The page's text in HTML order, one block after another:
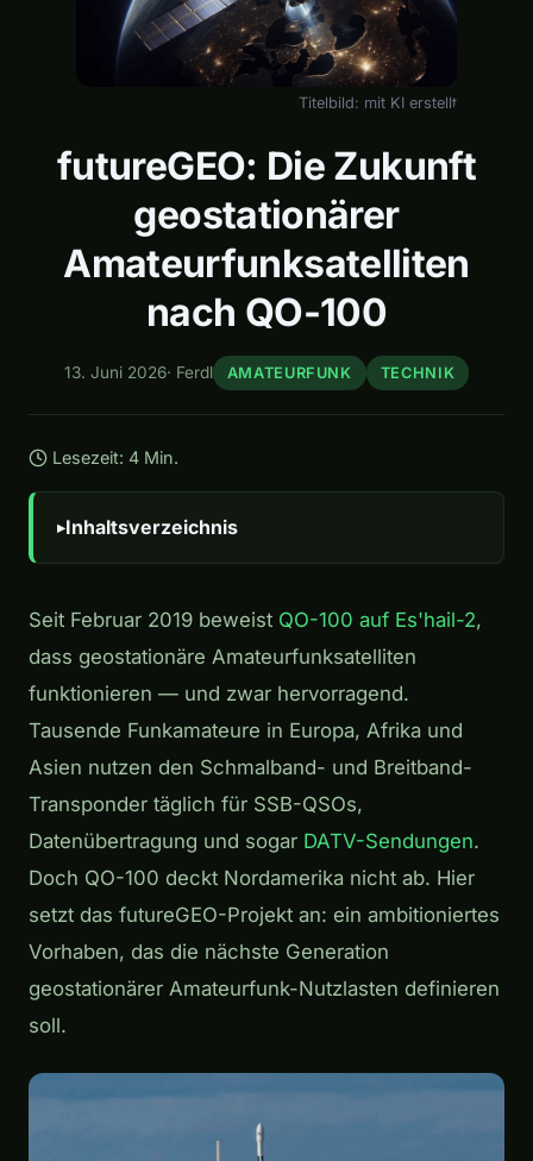
Titelbild: mit KI erstellt
futureGEO: Die Zukunft
geostationärer
Amateurfunksatelliten
nach QO-100
13. Juni 2026· Ferdl AMATEURFUNK TECHNIK
Lesezeit: 4 Min.
Inhaltsverzeichnis
Seit Februar 2019 beweist QO-100 auf Es'hail-2,
dass geostationäre Amateurfunksatelliten
funktionieren — und zwar hervorragend.
Tausende Funkamateure in Europa, Afrika und
Asien nutzen den Schmalband- und Breitband-
Transponder täglich für SSB-QSOs,
Datenübertragung und sogar DATV-Sendungen.
Doch QO-100 deckt Nordamerika nicht ab. Hier
setzt das futureGEO-Projekt an: ein ambitioniertes
Vorhaben, das die nächste Generation
geostationärer Amateurfunk-Nutzlasten definieren
soll.